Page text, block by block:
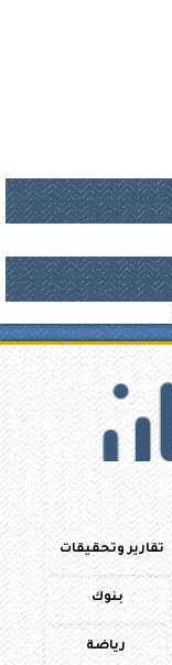
تقارير وتحقيقات
بنوك
رياضة